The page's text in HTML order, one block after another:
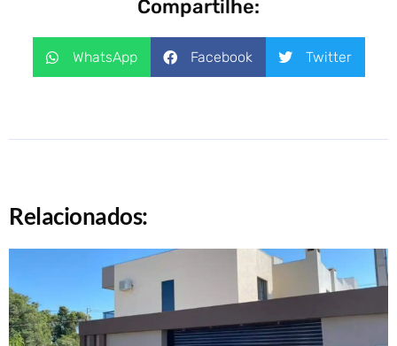
Compartilhe:
WhatsApp Facebook Twitter
Relacionados: